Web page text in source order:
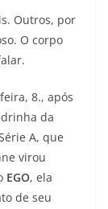
Outros, por
O corpo
8., após
da
A, que
virou
EGO, ela
de seu